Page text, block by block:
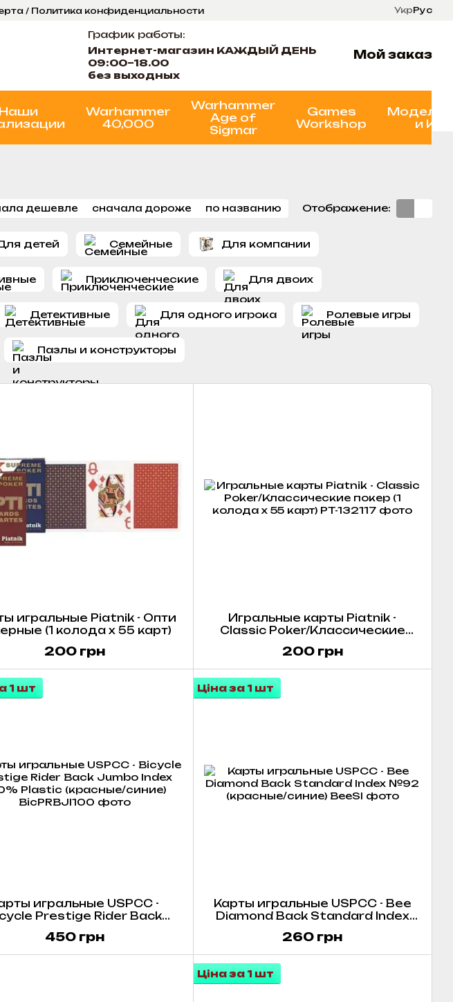
/ Политика конфиденциальности
УкрРус
График работы:
Интернет-магазин КАЖДЫЙ ДЕНЬ
09:00–18.00
без выходных
Мой заказ
Наши
Warhammer
40,000
Warhammer
Age of
Sigmar
Games
Workshop
и
дешевле сначала дороже по названию Отображение:
детей Семейные Для компании
Приключенческие Для двоих
Детективные Для одного игрока Ролевые игры
Пазлы и конструкторы
игральные Piatnik - Опти
(1 колода х 55 карт)
200 грн
Игральные карты Piatnik -
Classic Poker/Классические
200 грн
1 шт
игральные USPCC -
Prestige Rider Back
(красные/синие)
450 грн
Ціна за 1 шт
Карты игральные USPCC - Bee
Diamond Back Standard Index
260 грн
Ціна за 1 шт